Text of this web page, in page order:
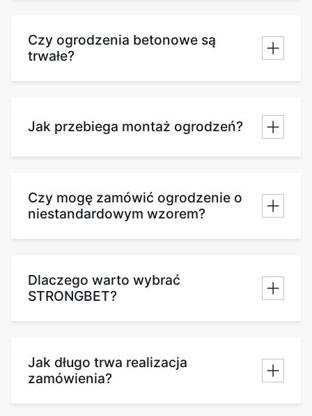
Czy ogrodzenia betonowe są
trwałe?
Jak przebiega montaż ogrodzeń?
Czy mogę zamówić ogrodzenie o
niestandardowym wzorem?
Dlaczego warto wybrać
STRONGBET?
Jak długo trwa realizacja
zamówienia?